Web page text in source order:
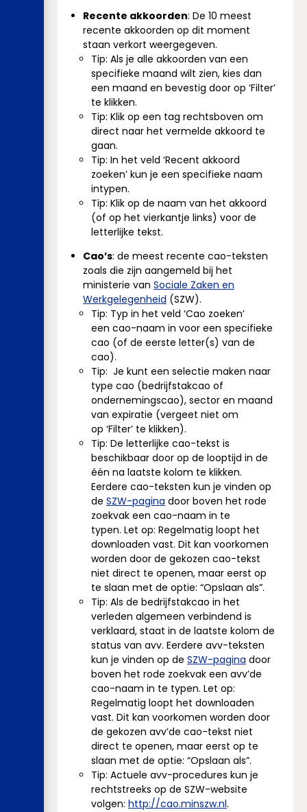
Recente akkoorden: De 10 meest
recente akkoorden op dit moment
staan verkort weergegeven.
Tip: Als je alle akkoorden van een
specifieke maand wilt zien, kies dan
een maand en bevestig door op ‘Filter’
te klikken.
Tip: Klik op een tag rechtsboven om
direct naar het vermelde akkoord te
gaan.
Tip: In het veld ‘Recent akkoord
zoeken’ kun je een specifieke naam
intypen.
Tip: Klik op de naam van het akkoord
(of op het vierkantje links) voor de
letterlijke tekst.
Cao’s: de meest recente cao-teksten
zoals die zijn aangemeld bij het
ministerie van Sociale Zaken en
Werkgelegenheid (SZW).
Tip: Typ in het veld ‘Cao zoeken’
een cao-naam in voor een specifieke
cao (of de eerste letter(s) van de
cao).
Tip: Je kunt een selectie maken naar
type cao (bedrijfstakcao of
ondernemingscao), sector en maand
van expiratie (vergeet niet om
op ‘Filter’ te klikken).
Tip: De letterlijke cao-tekst is
beschikbaar door op de looptijd in de
één na laatste kolom te klikken.
Eerdere cao-teksten kun je vinden op
de SZW-pagina door boven het rode
zoekvak een cao-naam in te
typen. Let op: Regelmatig loopt het
downloaden vast. Dit kan voorkomen
worden door de gekozen cao-tekst
niet direct te openen, maar eerst op
te slaan met de optie: “Opslaan als”.
Tip: Als de bedrijfstakcao in het
verleden algemeen verbindend is
verklaard, staat in de laatste kolom de
status van avv. Eerdere avv-teksten
kun je vinden op de SZW-pagina door
boven het rode zoekvak een avv’de
cao-naam in te typen. Let op:
Regelmatig loopt het downloaden
vast. Dit kan voorkomen worden door
de gekozen avv’de cao-tekst niet
direct te openen, maar eerst op te
slaan met de optie: “Opslaan als”.
Tip: Actuele avv-procedures kun je
rechtstreeks op de SZW-website
volgen: http://cao.minszw.nl.